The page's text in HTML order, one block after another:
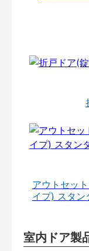
アウトセッ
イプ) スタン
室内ドア製